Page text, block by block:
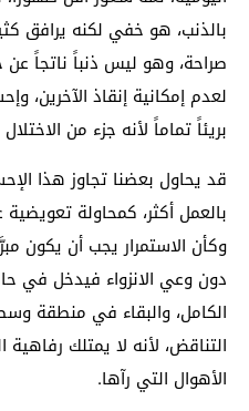
بالذنب، هو خفي لكنه يرافق
صراحة، وهو ليس ذنباً ناتجاً
لعدم إمكانية إنقاذ الآخرين،
بريئاً تماماً لأنه جزء من
قد يحاول بعضنا تجاوز هذا
بالعمل أكثر، كمحاولة
وكأن الاستمرار يجب أن يكون
دون وعي الانزواء فيدخل في
الكامل، والبقاء في منطقة
التناقض، لأنه لا يمتلك
الأهوال التي رآها.